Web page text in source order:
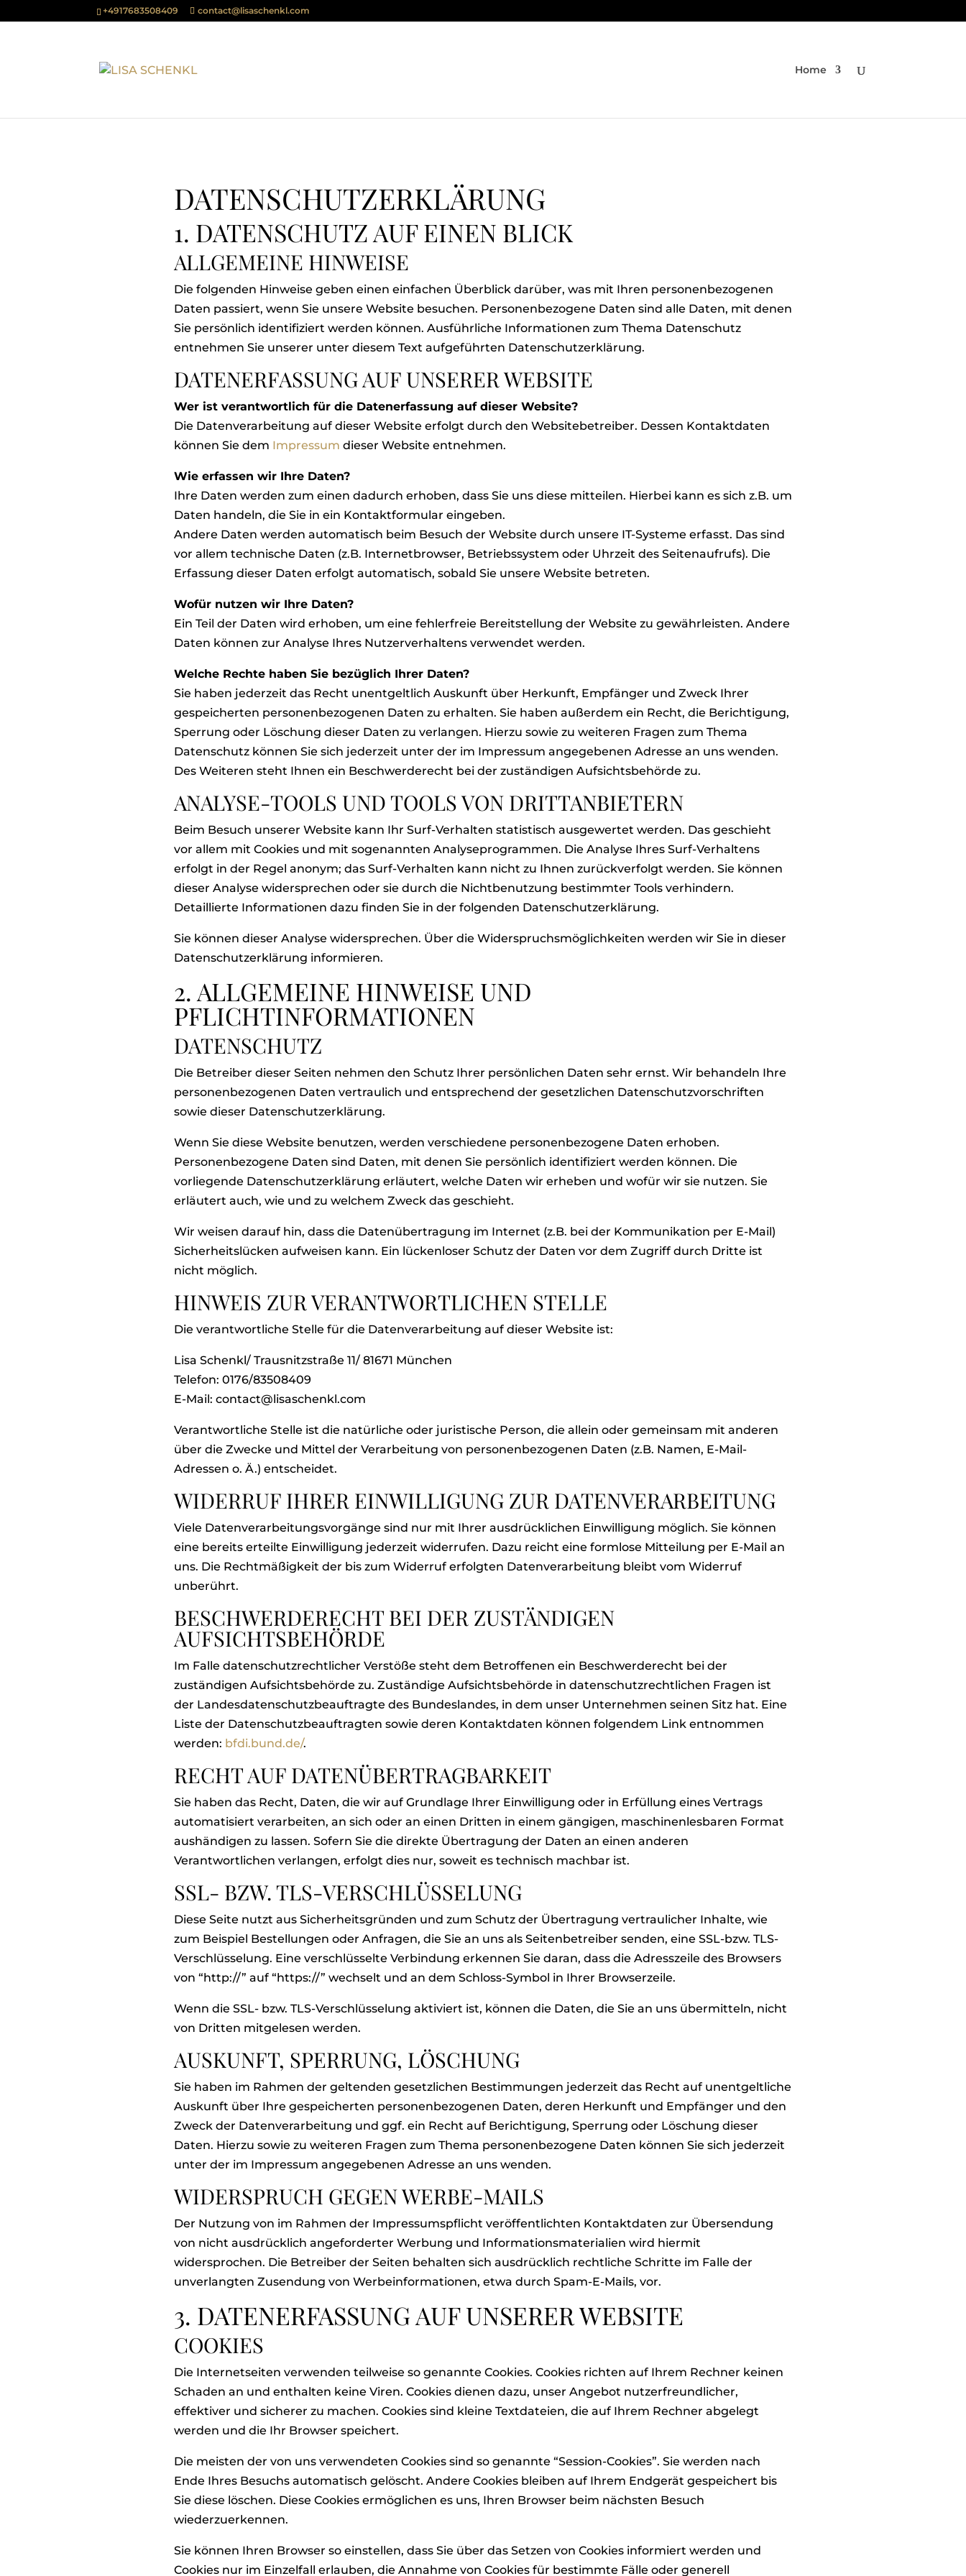
+4917683508409 contact@lisaschenkl.com
Home
DATENSCHUTZERKLÄRUNG
1. DATENSCHUTZ AUF EINEN BLICK
ALLGEMEINE HINWEISE
Die folgenden Hinweise geben einen einfachen Überblick darüber, was mit Ihren personenbezogenen
Daten passiert, wenn Sie unsere Website besuchen. Personenbezogene Daten sind alle Daten, mit denen
Sie persönlich identifiziert werden können. Ausführliche Informationen zum Thema Datenschutz
entnehmen Sie unserer unter diesem Text aufgeführten Datenschutzerklärung.
DATENERFASSUNG AUF UNSERER WEBSITE
Wer ist verantwortlich für die Datenerfassung auf dieser Website?
Die Datenverarbeitung auf dieser Website erfolgt durch den Websitebetreiber. Dessen Kontaktdaten
können Sie dem Impressum dieser Website entnehmen.
Wie erfassen wir Ihre Daten?
Ihre Daten werden zum einen dadurch erhoben, dass Sie uns diese mitteilen. Hierbei kann es sich z.B. um
Daten handeln, die Sie in ein Kontaktformular eingeben.
Andere Daten werden automatisch beim Besuch der Website durch unsere IT-Systeme erfasst. Das sind
vor allem technische Daten (z.B. Internetbrowser, Betriebssystem oder Uhrzeit des Seitenaufrufs). Die
Erfassung dieser Daten erfolgt automatisch, sobald Sie unsere Website betreten.
Wofür nutzen wir Ihre Daten?
Ein Teil der Daten wird erhoben, um eine fehlerfreie Bereitstellung der Website zu gewährleisten. Andere
Daten können zur Analyse Ihres Nutzerverhaltens verwendet werden.
Welche Rechte haben Sie bezüglich Ihrer Daten?
Sie haben jederzeit das Recht unentgeltlich Auskunft über Herkunft, Empfänger und Zweck Ihrer
gespeicherten personenbezogenen Daten zu erhalten. Sie haben außerdem ein Recht, die Berichtigung,
Sperrung oder Löschung dieser Daten zu verlangen. Hierzu sowie zu weiteren Fragen zum Thema
Datenschutz können Sie sich jederzeit unter der im Impressum angegebenen Adresse an uns wenden.
Des Weiteren steht Ihnen ein Beschwerderecht bei der zuständigen Aufsichtsbehörde zu.
ANALYSE-TOOLS UND TOOLS VON DRITTANBIETERN
Beim Besuch unserer Website kann Ihr Surf-Verhalten statistisch ausgewertet werden. Das geschieht
vor allem mit Cookies und mit sogenannten Analyseprogrammen. Die Analyse Ihres Surf-Verhaltens
erfolgt in der Regel anonym; das Surf-Verhalten kann nicht zu Ihnen zurückverfolgt werden. Sie können
dieser Analyse widersprechen oder sie durch die Nichtbenutzung bestimmter Tools verhindern.
Detaillierte Informationen dazu finden Sie in der folgenden Datenschutzerklärung.
Sie können dieser Analyse widersprechen. Über die Widerspruchsmöglichkeiten werden wir Sie in dieser
Datenschutzerklärung informieren.
2. ALLGEMEINE HINWEISE UND
PFLICHTINFORMATIONEN
DATENSCHUTZ
Die Betreiber dieser Seiten nehmen den Schutz Ihrer persönlichen Daten sehr ernst. Wir behandeln Ihre
personenbezogenen Daten vertraulich und entsprechend der gesetzlichen Datenschutzvorschriften
sowie dieser Datenschutzerklärung.
Wenn Sie diese Website benutzen, werden verschiedene personenbezogene Daten erhoben.
Personenbezogene Daten sind Daten, mit denen Sie persönlich identifiziert werden können. Die
vorliegende Datenschutzerklärung erläutert, welche Daten wir erheben und wofür wir sie nutzen. Sie
erläutert auch, wie und zu welchem Zweck das geschieht.
Wir weisen darauf hin, dass die Datenübertragung im Internet (z.B. bei der Kommunikation per E-Mail)
Sicherheitslücken aufweisen kann. Ein lückenloser Schutz der Daten vor dem Zugriff durch Dritte ist
nicht möglich.
HINWEIS ZUR VERANTWORTLICHEN STELLE
Die verantwortliche Stelle für die Datenverarbeitung auf dieser Website ist:
Lisa Schenkl/ Trausnitzstraße 11/ 81671 München
Telefon: 0176/83508409
E-Mail: contact@lisaschenkl.com
Verantwortliche Stelle ist die natürliche oder juristische Person, die allein oder gemeinsam mit anderen
über die Zwecke und Mittel der Verarbeitung von personenbezogenen Daten (z.B. Namen, E-Mail-
Adressen o. Ä.) entscheidet.
WIDERRUF IHRER EINWILLIGUNG ZUR DATENVERARBEITUNG
Viele Datenverarbeitungsvorgänge sind nur mit Ihrer ausdrücklichen Einwilligung möglich. Sie können
eine bereits erteilte Einwilligung jederzeit widerrufen. Dazu reicht eine formlose Mitteilung per E-Mail an
uns. Die Rechtmäßigkeit der bis zum Widerruf erfolgten Datenverarbeitung bleibt vom Widerruf
unberührt.
BESCHWERDERECHT BEI DER ZUSTÄNDIGEN
AUFSICHTSBEHÖRDE
Im Falle datenschutzrechtlicher Verstöße steht dem Betroffenen ein Beschwerderecht bei der
zuständigen Aufsichtsbehörde zu. Zuständige Aufsichtsbehörde in datenschutzrechtlichen Fragen ist
der Landesdatenschutzbeauftragte des Bundeslandes, in dem unser Unternehmen seinen Sitz hat. Eine
Liste der Datenschutzbeauftragten sowie deren Kontaktdaten können folgendem Link entnommen
werden: bfdi.bund.de/.
RECHT AUF DATENÜBERTRAGBARKEIT
Sie haben das Recht, Daten, die wir auf Grundlage Ihrer Einwilligung oder in Erfüllung eines Vertrags
automatisiert verarbeiten, an sich oder an einen Dritten in einem gängigen, maschinenlesbaren Format
aushändigen zu lassen. Sofern Sie die direkte Übertragung der Daten an einen anderen
Verantwortlichen verlangen, erfolgt dies nur, soweit es technisch machbar ist.
SSL- BZW. TLS-VERSCHLÜSSELUNG
Diese Seite nutzt aus Sicherheitsgründen und zum Schutz der Übertragung vertraulicher Inhalte, wie
zum Beispiel Bestellungen oder Anfragen, die Sie an uns als Seitenbetreiber senden, eine SSL-bzw. TLS-
Verschlüsselung. Eine verschlüsselte Verbindung erkennen Sie daran, dass die Adresszeile des Browsers
von “http://” auf “https://” wechselt und an dem Schloss-Symbol in Ihrer Browserzeile.
Wenn die SSL- bzw. TLS-Verschlüsselung aktiviert ist, können die Daten, die Sie an uns übermitteln, nicht
von Dritten mitgelesen werden.
AUSKUNFT, SPERRUNG, LÖSCHUNG
Sie haben im Rahmen der geltenden gesetzlichen Bestimmungen jederzeit das Recht auf unentgeltliche
Auskunft über Ihre gespeicherten personenbezogenen Daten, deren Herkunft und Empfänger und den
Zweck der Datenverarbeitung und ggf. ein Recht auf Berichtigung, Sperrung oder Löschung dieser
Daten. Hierzu sowie zu weiteren Fragen zum Thema personenbezogene Daten können Sie sich jederzeit
unter der im Impressum angegebenen Adresse an uns wenden.
WIDERSPRUCH GEGEN WERBE-MAILS
Der Nutzung von im Rahmen der Impressumspflicht veröffentlichten Kontaktdaten zur Übersendung
von nicht ausdrücklich angeforderter Werbung und Informationsmaterialien wird hiermit
widersprochen. Die Betreiber der Seiten behalten sich ausdrücklich rechtliche Schritte im Falle der
unverlangten Zusendung von Werbeinformationen, etwa durch Spam-E-Mails, vor.
3. DATENERFASSUNG AUF UNSERER WEBSITE
COOKIES
Die Internetseiten verwenden teilweise so genannte Cookies. Cookies richten auf Ihrem Rechner keinen
Schaden an und enthalten keine Viren. Cookies dienen dazu, unser Angebot nutzerfreundlicher,
effektiver und sicherer zu machen. Cookies sind kleine Textdateien, die auf Ihrem Rechner abgelegt
werden und die Ihr Browser speichert.
Die meisten der von uns verwendeten Cookies sind so genannte “Session-Cookies”. Sie werden nach
Ende Ihres Besuchs automatisch gelöscht. Andere Cookies bleiben auf Ihrem Endgerät gespeichert bis
Sie diese löschen. Diese Cookies ermöglichen es uns, Ihren Browser beim nächsten Besuch
wiederzuerkennen.
Sie können Ihren Browser so einstellen, dass Sie über das Setzen von Cookies informiert werden und
Cookies nur im Einzelfall erlauben, die Annahme von Cookies für bestimmte Fälle oder generell